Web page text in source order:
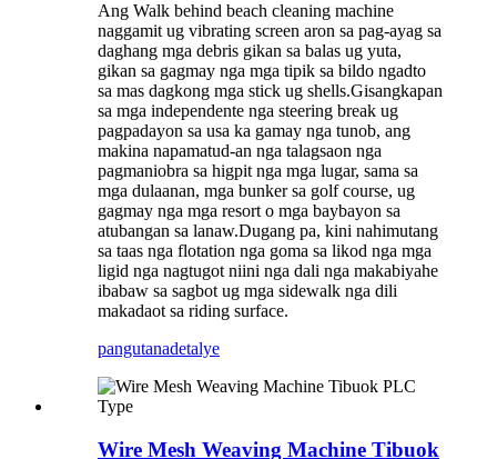
Ang Walk behind beach cleaning machine
naggamit ug vibrating screen aron sa pag-ayag sa
daghang mga debris gikan sa balas ug yuta,
gikan sa gagmay nga mga tipik sa bildo ngadto
sa mas dagkong mga stick ug shells.Gisangkapan
sa mga independente nga steering break ug
pagpadayon sa usa ka gamay nga tunob, ang
makina napamatud-an nga talagsaon nga
pagmaniobra sa higpit nga mga lugar, sama sa
mga dulaanan, mga bunker sa golf course, ug
gagmay nga mga resort o mga baybayon sa
atubangan sa lanaw.Dugang pa, kini nahimutang
sa taas nga flotation nga goma sa likod nga mga
ligid nga nagtugot niini nga dali nga makabiyahe
ibabaw sa sagbot ug mga sidewalk nga dili
makadaot sa riding surface.
pangutanadetalye
Wire Mesh Weaving Machine Tibuok